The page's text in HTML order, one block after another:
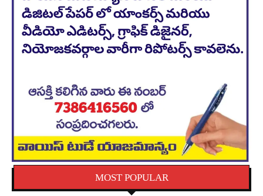
MOST POPULAR